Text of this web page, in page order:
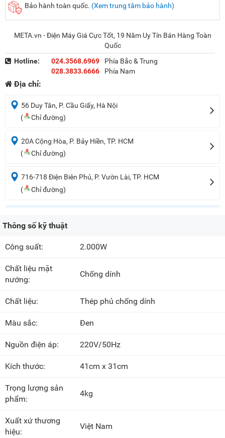
Bảo hành toàn quốc. (Xem trung tâm bảo hành)
META.vn - Điện Máy Giá Cực Tốt, 19 Năm Uy Tín Bán Hàng Toàn
Quốc
Hotline:
024.3568.6969
Phía Bắc & Trung
028.3833.6666
Phía Nam
Địa chỉ:
56 Duy Tân, P. Cầu Giấy, Hà Nội
(
Chỉ đường)
20A Cộng Hòa, P. Bảy Hiền, TP. HCM
(
Chỉ đường)
716-718 Điện Biên Phủ, P. Vườn Lài, TP. HCM
(
Chỉ đường)
Thông số kỹ thuật
Công suất: 2.000W
Chất liệu mặt
nướng:
Chống dính
Chất liệu: Thép phủ chống dính
Màu sắc: Đen
Nguồn điện áp: 220V/50Hz
Kích thước: 41cm x 31cm
Trọng lượng sản
phẩm:
4kg
Xuất xứ thương
hiệu:
Việt Nam